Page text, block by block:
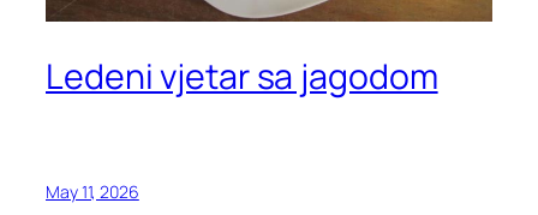
Ledeni vjetar sa jagodom
May 11, 2026